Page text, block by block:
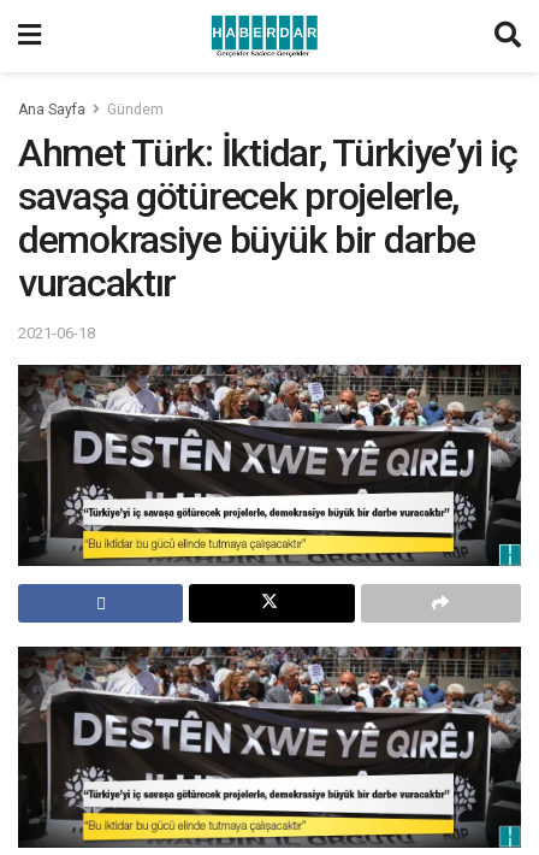
Ana Sayfa Gündem
Ahmet Türk: İktidar, Türkiye’yi iç
savaşa götürecek projelerle,
demokrasiye büyük bir darbe
vuracaktır
2021-06-18